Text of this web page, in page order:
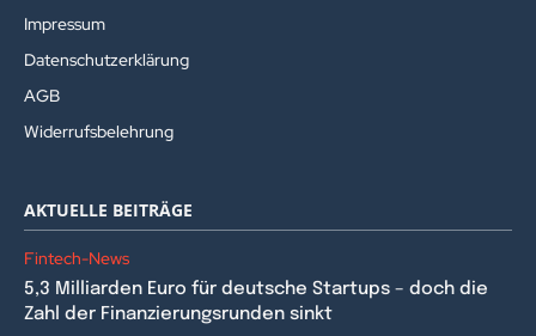
Impressum
Datenschutzerklärung
AGB
Widerrufsbelehrung
AKTUELLE BEITRÄGE
Fintech-News
5,3 Milliarden Euro für deutsche Startups – doch die
Zahl der Finanzierungsrunden sinkt